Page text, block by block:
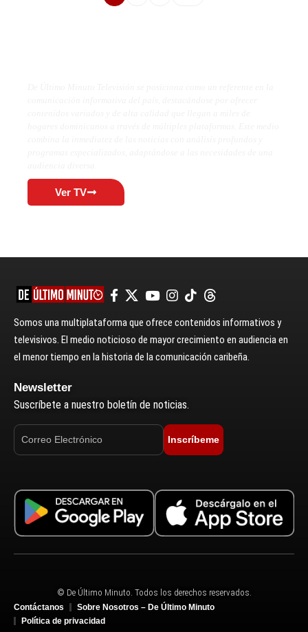
Ver TV
Somos una multiplataforma que ofrece contenidos informativos y
televisivos. El medio noticioso de mayor crecimiento en audiencia en
el menor tiempo en la historia de la comunicación caribeña.
Newsletter
Suscríbete a nuestro boletín de noticias.
Inscríbeme
© De Último Minuto. Todos los derechos reservados.
Contáctanos
Sobre Nosotros – De Último Minuto
Política de privacidad